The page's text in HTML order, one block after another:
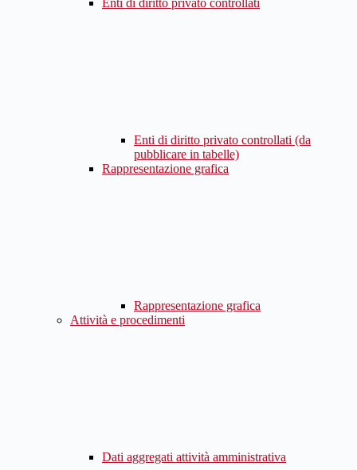
Enti di diritto privato controllati
Enti di diritto privato controllati (da
pubblicare in tabelle)
Rappresentazione grafica
Rappresentazione grafica
Attività e procedimenti
Dati aggregati attività amministrativa